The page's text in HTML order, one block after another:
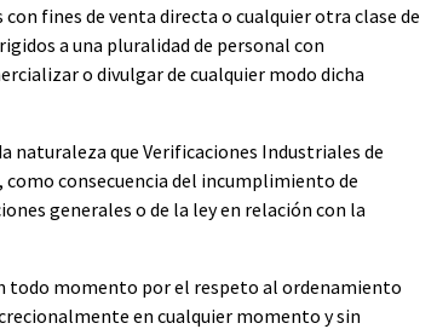
fines de venta directa o cualquier otra clase de
a una pluralidad de personal con
o divulgar de cualquier modo dicha
naturaleza que Verificaciones Industriales de
consecuencia del incumplimiento de
generales o de la ley en relación con la
todo momento por el respeto al ordenamiento
en cualquier momento y sin